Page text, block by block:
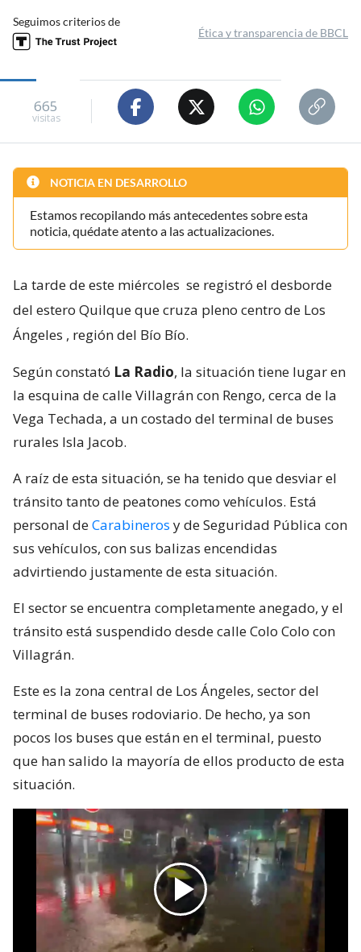
Seguimos criterios de
Ética y transparencia de BBCL
665
visitas
NOTICIA EN DESARROLLO
Estamos recopilando más antecedentes sobre esta
noticia, quédate atento a las actualizaciones.
La tarde de este miércoles se registró el desborde
del estero Quilque que cruza pleno centro de Los
Ángeles , región del Bío Bío.
Según constató La Radio, la situación tiene lugar en
la esquina de calle Villagrán con Rengo, cerca de la
Vega Techada, a un costado del terminal de buses
rurales Isla Jacob.
A raíz de esta situación, se ha tenido que desviar el
tránsito tanto de peatones como vehículos. Está
personal deCarabineros y de Seguridad Pública con
sus vehículos, con sus balizas encendidas
advirtiendo justamente de esta situación.
El sector se encuentra completamente anegado, y el
tránsito está suspendido desde calle Colo Colo con
Villagrán.
Este es la zona central de Los Ángeles, sector del
terminal de buses rodoviario. De hecho, ya son
pocos los buses que están en el terminal, puesto
que han salido la mayoría de ellos producto de esta
situación.